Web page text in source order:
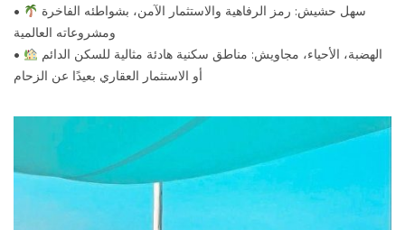
•
ومشروعاته العالمية
•
أو الاستثمار العقاري بعيدًا عن الزحام